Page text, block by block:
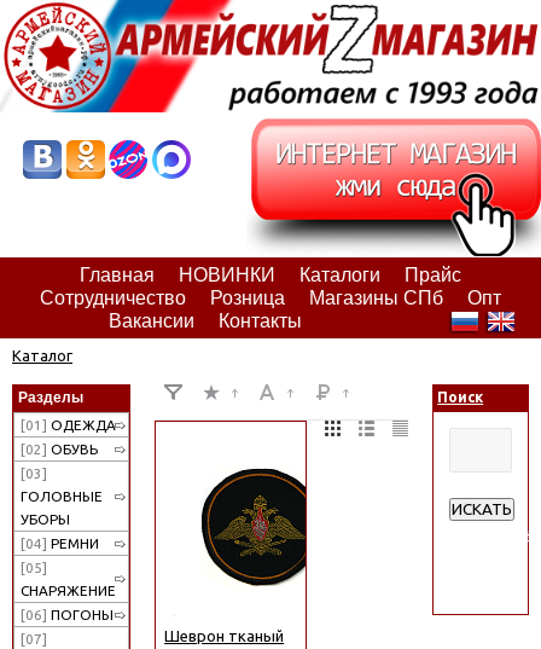
Главная НОВИНКИ Каталоги
Прайс
Сотрудничество
Розница Магазины СПб
Опт
Вакансии
Контакты
Каталог
Разделы
[01] ОДЕЖДА
[02] ОБУВЬ
[03]
ГОЛОВНЫЕ
УБОРЫ
[04] РЕМНИ
[05]
СНАРЯЖЕНИЕ
[06] ПОГОНЫ
[07]
Шеврон тканый
Поиск
ИСКАТЬ